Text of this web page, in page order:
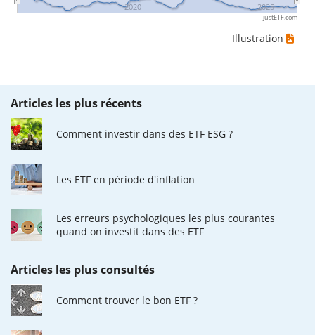
2020 2025
justETF.com
Illustration
Articles les plus récents
Comment investir dans des ETF ESG ?
Les ETF en période d'inflation
Les erreurs psychologiques les plus courantes
quand on investit dans des ETF
Articles les plus consultés
Comment trouver le bon ETF ?